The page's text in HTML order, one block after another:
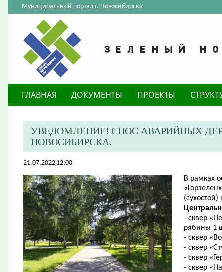
Муниципальный портал г. Новосибирска
ГЛАВНАЯ ДОКУМЕНТЫ ПРОЕКТЫ
​УВЕДОМЛЕНИЕ! СНОС АВАРИЙНЫХ
НОВОСИБИРСКА.
21.07.2022 12:00
В рамках
- сквер
рябины 1
- сквер
- сквер
- сквер
- сквер